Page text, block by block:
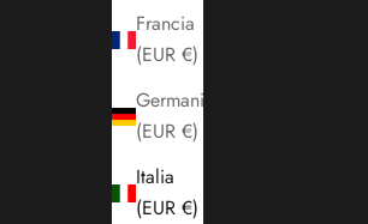
Francia
(EUR €)
Germania
(EUR €)
Italia
(EUR €)